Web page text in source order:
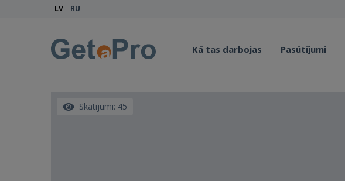
LV RU
Kā tas darbojas Pasūtījumi
Skatījumi: 45